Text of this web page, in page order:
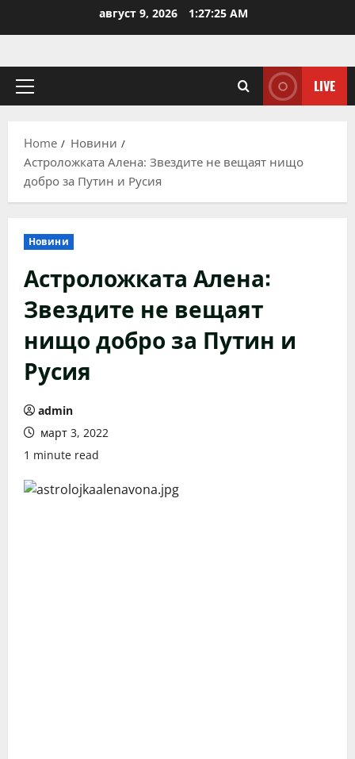
август 9, 2026 1:27:26 AM
Primary
LIVE
Home
Новини
Астроложката Алена: Звездите не вещаят нищо
добро за Путин и Русия
Новини
Астроложката Алена:
Звездите не вещаят
нищо добро за Путин и
Русия
admin
март 3, 2022
1 minute read